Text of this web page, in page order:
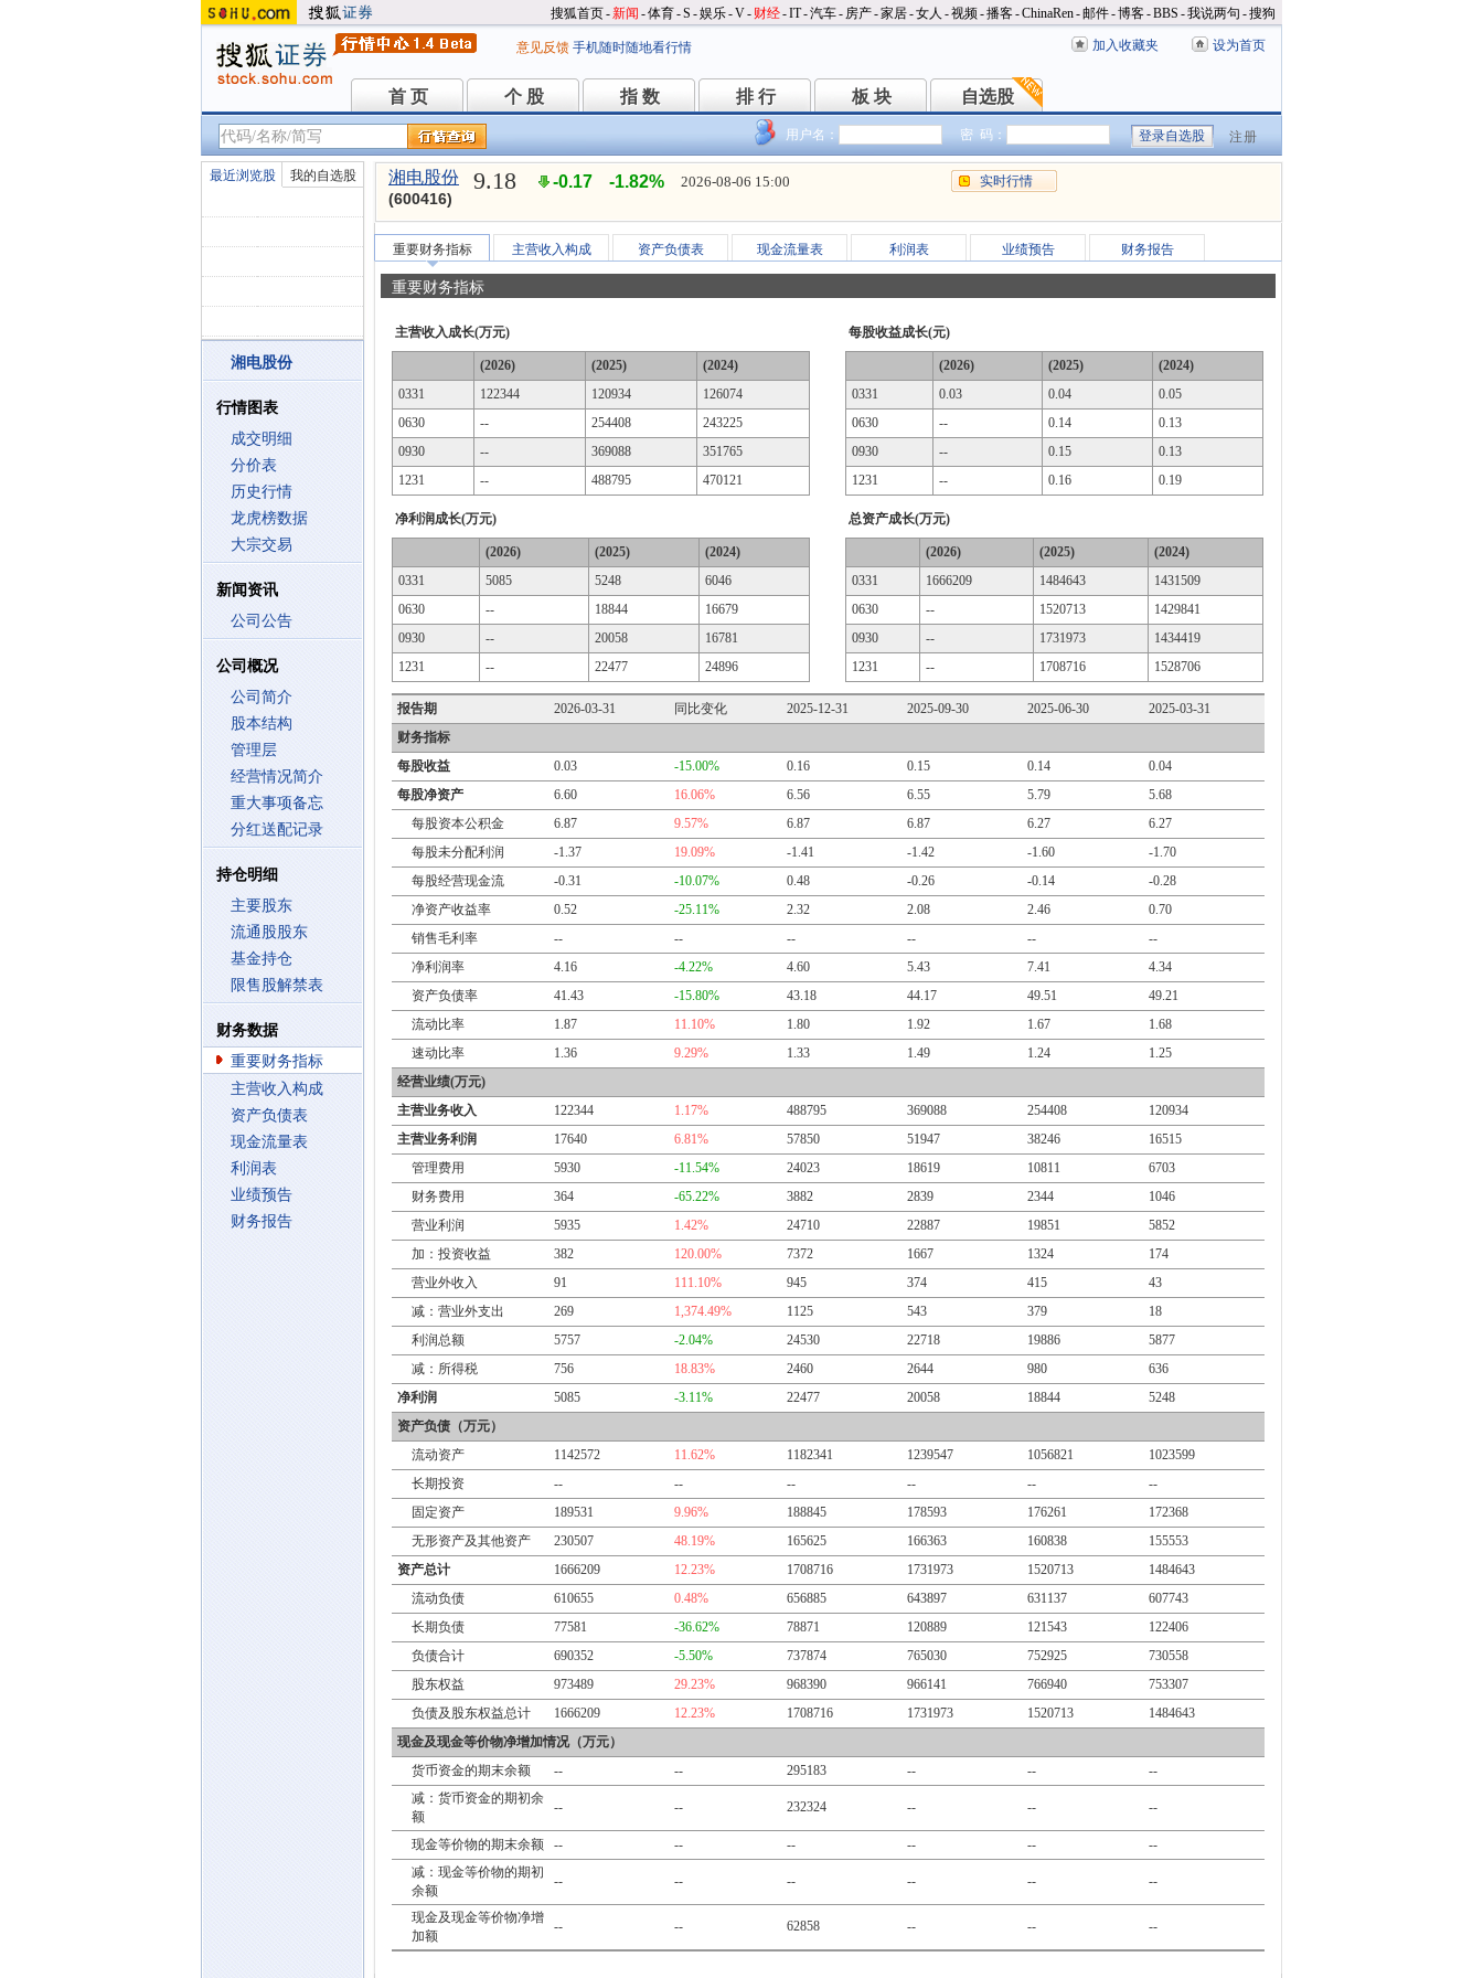
搜狐首页-新闻 -体育-S -娱乐-V- 财经-IT-汽车- 房产-家居-女人 -视频-播客-ChinaRen-邮件-博客-BBS -我说两句 -搜狗
意见反馈 手机随时随地看行情 加入收藏夹 设为首页
首 页
首 页 个 股
个 股 指 数
指 数 排 行
排 行 板 块
板 块 自选股
自选股
用户名： 密 码： 注册
最近浏览股 我的自选股
湘电股份
行情图表
成交明细
分价表
历史行情
龙虎榜数据
大宗交易
新闻资讯
公司公告
公司概况
公司简介
股本结构
管理层
经营情况简介
重大事项备忘
分红送配记录
持仓明细
主要股东
流通股股东
基金持仓
限售股解禁表
财务数据
重要财务指标
主营收入构成
资产负债表
现金流量表
利润表
业绩预告
财务报告
湘电股份
(600416)
9.18 -0.17 -1.82% 2026-08-06 15:00 实时行情
重要财务指标 主营收入构成 资产负债表 现金流量表 利润表 业绩预告 财务报告
重要财务指标
主营收入成长(万元)
(2026) (2025)
(2024)
0331
122344 120934
126074
0630
-- 254408
243225
0930
-- 369088
351765
1231
-- 488795 470121
净利润成长(万元)
(2026) (2025)
(2024)
0331
5085 5248
6046
0630
-- 18844
16679
0930
-- 20058
16781
1231
-- 22477 24896
每股收益成长(元)
(2026) (2025)
(2024)
0331
0.03 0.04
0.05
0630
-- 0.14
0.13
0930
-- 0.15
0.13
1231
-- 0.16 0.19
总资产成长(万元)
(2026) (2025)
(2024)
0331
1666209 1484643
1431509
0630
-- 1520713
1429841
0930
-- 1731973
1434419
1231
-- 1708716 1528706
报告期 2026-03-31 同比变化 2025-12-31 2025-09-30 2025-06-30
2025-03-31
财务指标
每股收益
0.03 -15.00% 0.16 0.15 0.14
0.04
每股净资产
6.60 16.06% 6.56 6.55 5.79
5.68
每股资本公积金
6.87 9.57% 6.87 6.87 6.27
6.27
每股未分配利润
-1.37 19.09% -1.41 -1.42 -1.60
-1.70
每股经营现金流
-0.31 -10.07% 0.48 -0.26 -0.14
-0.28
净资产收益率
0.52 -25.11% 2.32 2.08 2.46
0.70
销售毛利率
-- -- -- -- --
--
净利润率
4.16 -4.22% 4.60 5.43 7.41
4.34
资产负债率
41.43 -15.80% 43.18 44.17 49.51
49.21
流动比率
1.87 11.10% 1.80 1.92 1.67
1.68
速动比率
1.36 9.29% 1.33 1.49 1.24
1.25
经营业绩(万元)
主营业务收入
122344 1.17% 488795 369088 254408
120934
主营业务利润
17640 6.81% 57850 51947 38246
16515
管理费用
5930 -11.54% 24023 18619 10811
6703
财务费用
364 -65.22% 3882 2839 2344
1046
营业利润
5935 1.42% 24710 22887 19851
5852
加：投资收益
382 120.00% 7372 1667 1324
174
营业外收入
91 111.10% 945 374 415
43
减：营业外支出
269 1,374.49% 1125 543 379
18
利润总额
5757 -2.04% 24530 22718 19886
5877
减：所得税
756 18.83% 2460 2644 980
636
净利润
5085 -3.11% 22477 20058 18844
5248
资产负债（万元）
流动资产
1142572 11.62% 1182341 1239547 1056821
1023599
长期投资
-- -- -- -- --
--
固定资产
189531 9.96% 188845 178593 176261
172368
无形资产及其他资产
230507 48.19% 165625 166363 160838
155553
资产总计
1666209 12.23% 1708716 1731973 1520713
1484643
流动负债
610655 0.48% 656885 643897 631137
607743
长期负债
77581 -36.62% 78871 120889 121543
122406
负债合计
690352 -5.50% 737874 765030 752925
730558
股东权益
973489 29.23% 968390 966141 766940
753307
负债及股东权益总计
1666209 12.23% 1708716 1731973 1520713
1484643
现金及现金等价物净增加情况（万元）
货币资金的期末余额
-- -- 295183 -- --
--
减：货币资金的期初余
额
-- -- 232324 -- -- --
现金等价物的期末余额 -- -- -- -- --
--
减：现金等价物的期初
余额
-- -- -- -- -- --
现金及现金等价物净增
加额
-- -- 62858 -- -- --